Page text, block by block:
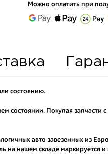
Можно оплатить при
состоянию.
состоянии. Покупая запчасти
авто завезенных из
на нашем складе маркируется